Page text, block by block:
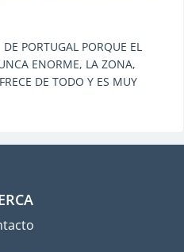
PORTUGAL PORQUE EL
ENORME, LA ZONA,
DE TODO Y ES MUY